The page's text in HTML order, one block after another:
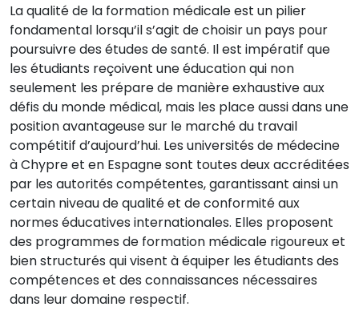
La qualité de la formation médicale est un pilier
fondamental lorsqu’il s’agit de choisir un pays pour
poursuivre des études de santé. Il est impératif que
les étudiants reçoivent une éducation qui non
seulement les prépare de manière exhaustive aux
défis du monde médical, mais les place aussi dans une
position avantageuse sur le marché du travail
compétitif d’aujourd’hui. Les universités de médecine
à Chypre et en Espagne sont toutes deux accréditées
par les autorités compétentes, garantissant ainsi un
certain niveau de qualité et de conformité aux
normes éducatives internationales. Elles proposent
des programmes de formation médicale rigoureux et
bien structurés qui visent à équiper les étudiants des
compétences et des connaissances nécessaires
dans leur domaine respectif.